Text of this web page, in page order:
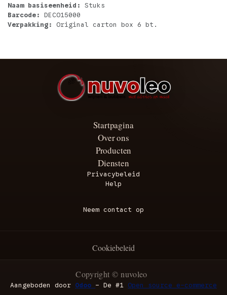
Naam basiseenheid: Stuks
Barcode: DECO15000
Verpakking: Original carton box 6 bt.
Startpagina
Over ons
Producten
Diensten
Privacybeleid
Help
Neem contact op
Cookiebeleid
Copyright © nuvoleo
Aangeboden door Odoo - De #1 Open source e-commerce